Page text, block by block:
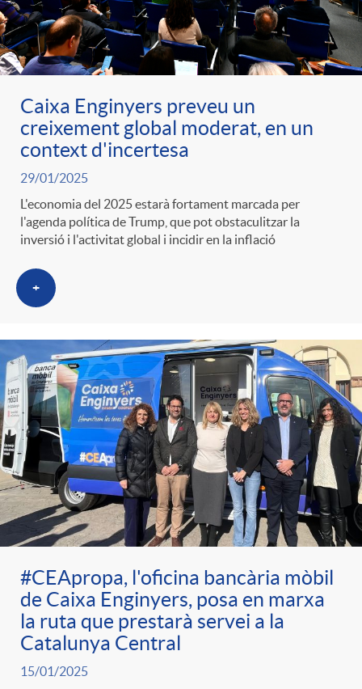
Caixa Enginyers preveu un
creixement global moderat, en un
context d'incertesa
29/01/2025
L'economia del 2025 estarà fortament marcada per
l'agenda política de Trump, que pot obstaculitzar la
inversió i l'activitat global i incidir en la inflació
+
#CEApropa, l'oficina bancària mòbil
de Caixa Enginyers, posa en marxa
la ruta que prestarà servei a la
Catalunya Central
15/01/2025